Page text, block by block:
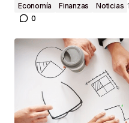
Economía Finanzas Noticias
0